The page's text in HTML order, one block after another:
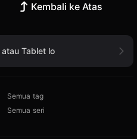
Kembali ke Atas
atau Tablet lo
Semua tag
Semua seri